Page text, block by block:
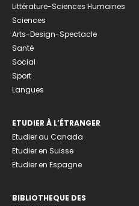
Littérature-Sciences Humaines
Sciences
Arts-Design-Spectacle
Santé
Social
Sport
Langues
ETUDIER À L’ÉTRANGER
Etudier au Canada
Etudier en Suisse
Etudier en Espagne
BIBLIOTHEQUE DES